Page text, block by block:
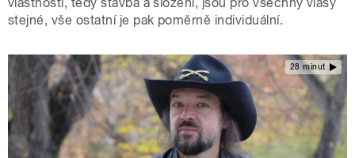
stejné, vše ostatní je pak poměrně individuální.
28 minut